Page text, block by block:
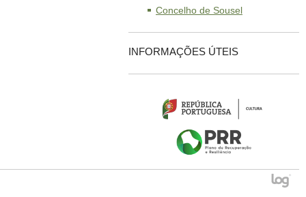
Concelho de Sousel
INFORMAÇÕES ÚTEIS